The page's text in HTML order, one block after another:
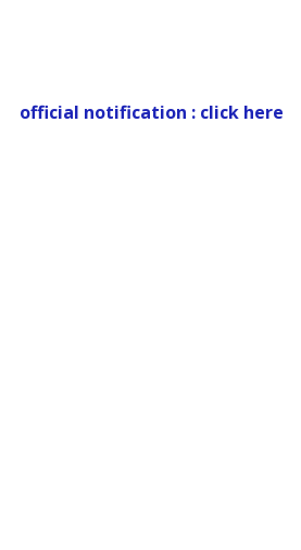
official notification : click here